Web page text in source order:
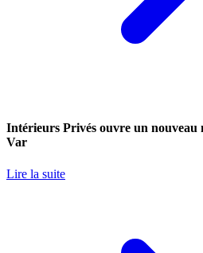
Intérieurs Privés ouvre un nouveau
Var
Lire la suite